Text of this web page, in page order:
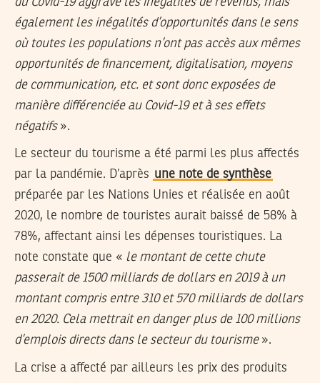
également les inégalités d’opportunités dans le sens
où toutes les populations n’ont pas accès aux mêmes
opportunités de financement, digitalisation, moyens
de communication, etc. et sont donc exposées de
manière différenciée au Covid-19 et à ses effets
négatifs ».
Le secteur du tourisme a été parmi les plus affectés
par la pandémie. D’après une note de synthèse
préparée par les Nations Unies et réalisée en août
2020, le nombre de touristes aurait baissé de 58% à
78%, affectant ainsi les dépenses touristiques. La
note constate que « le montant de cette chute
passerait de 1500 milliards de dollars en 2019 à un
montant compris entre 310 et 570 milliards de dollars
en 2020. Cela mettrait en danger plus de 100 millions
d’emplois directs dans le secteur du tourisme ».
La crise a affecté par ailleurs les prix des produits